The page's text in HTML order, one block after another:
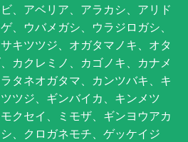
、アベリア、アラカシ、アリド
、ウバメガシ、ウラジロガシ、
キツツジ、オガタマノキ、オタ
カクレミノ、カゴノキ、カナメ
タネオガタマ、カンツバキ、キ
ツジ、ギンバイカ、キンメツ
クセイ、ミモザ、ギンヨウアカ
、クロガネモチ、ゲッケイジ